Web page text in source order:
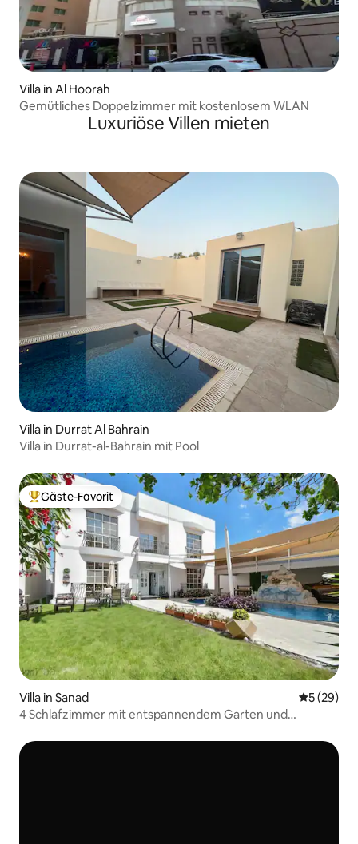
Villa in Al Hoorah
Gemütliches Doppelzimmer mit kostenlosem WLAN
Luxuriöse Villen mieten
Villa in Durrat Al Bahrain
Villa in Durrat-al-Bahrain mit Pool
Beliebter Gäste-Favorit.
Gäste-Favorit
Villa in Sanad
5 (29)
4 Schlafzimmer mit entspannendem Garten und